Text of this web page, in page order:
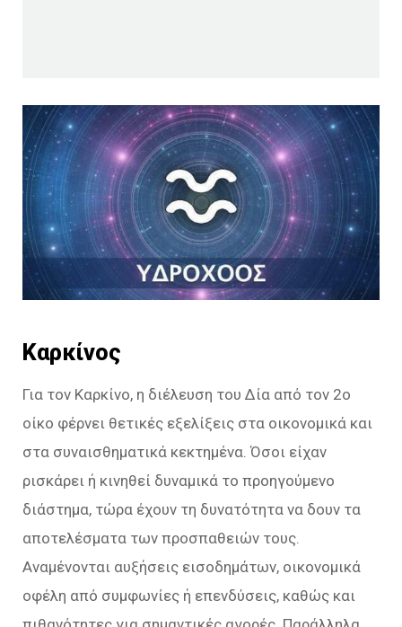
Καρκίνος
Για τον Καρκίνο, η διέλευση του Δία από τον 2ο
οίκο φέρνει θετικές εξελίξεις στα οικονομικά και
στα συναισθηματικά κεκτημένα. Όσοι είχαν
ρισκάρει ή κινηθεί δυναμικά το προηγούμενο
διάστημα, τώρα έχουν τη δυνατότητα να δουν τα
αποτελέσματα των προσπαθειών τους.
Αναμένονται αυξήσεις εισοδημάτων, οικονομικά
οφέλη από συμφωνίες ή επενδύσεις, καθώς και